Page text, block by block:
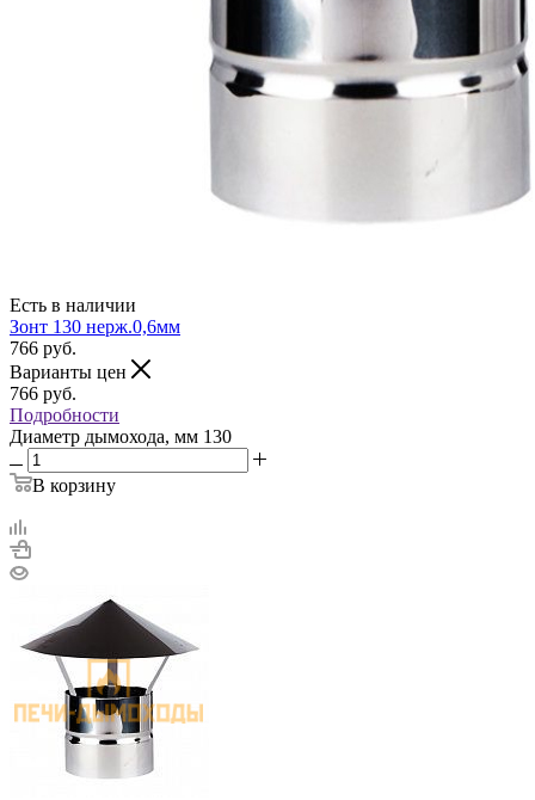
Есть в наличии
Зонт 130 нерж.0,6мм
766 руб.
Варианты цен
766 руб.
Подробности
Диаметр дымохода, мм 130
В корзину